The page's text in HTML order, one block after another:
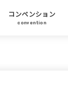
コンベンション
convention